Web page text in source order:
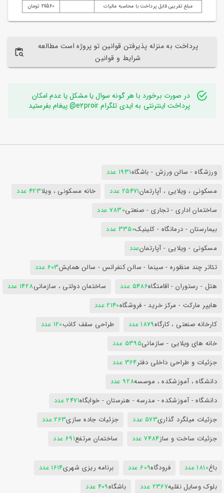
مبلغ تقریبی قابل پرداخت با محاسبه مالیات
211560 تومان
پرداخت به منزله پذیرفتن قوانین تو پروژه است مطالعه
شرایط و قوانین
در صورت برخورد با هر گونه سوال یا مشکل یا عدم امکان
پرداخت اینترنتی به ایدی تلگرام e2proir@ پیغام بفرستید
ورزشگاه - سالن ورزش - باشگاه1931 عدد
مسکونی ، ویلایی ، آپارتمان25471 عدد خانه مسکونی ، ویلا423 عدد
ساختمان اداری - تجاری - صنعتی7830 عدد
بیمارستان - درمانگاه - کلینیک3350 عدد
مسکونی - ویلایی - آپارتمانعدد
تئاتر چند منظوره - سینما - سالن کنفرانس - سالن همایش603 عدد
هتل - رستوران - اقامتگاه5486 عدد ساختمان دولتی ، سازمانی1428 عدد
هایپر مارکت - مرکز خرید - فروشگاه2140 عدد
کارخانه صنعتی ، کارگاه1879 عدد طراحی سقف کاذب120 عدد
خانه های ویلایی - سازمانی5395 عدد
جزئیات و طراحی داخلی دفتر364 عدد
دانشگاه ، آموزشکده ، موسسه928 عدد
دانشگاه - آموزشکده - مدرسه - هنرستان - خوابگاه2471 عدد
جزئیات میلگرد گذاری573 عدد جزئیات جاده سازی263 عدد
جزئیات ساخت و ساز7484 عدد ساختمان مرتفع691 عدد
باغ1810 عدد فرودگاه609 عدد برنامه ریزی شهری1614 عدد
بلوک وسایل نقلیه2367 عدد باشگاه409 عدد